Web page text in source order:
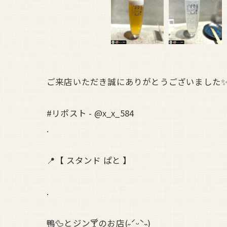
ご来店いただき誠にありがとうございました
#リポスト - @x_x_584
.
📍【 スタンド ぱと 】
.
鴨🦆とジン🍸のお店(˶ˊᵕˋ˵)